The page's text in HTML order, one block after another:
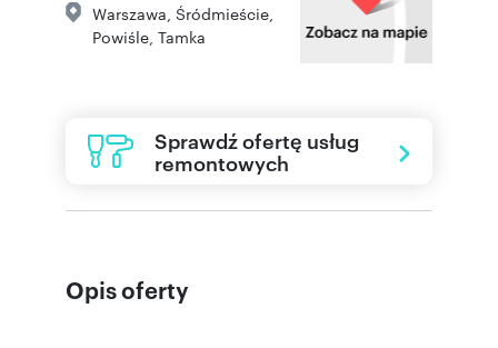
Warszawa Śródmieście
Powiśle Tamka
Sprawdź ofertę usług
remontowych
Opis oferty